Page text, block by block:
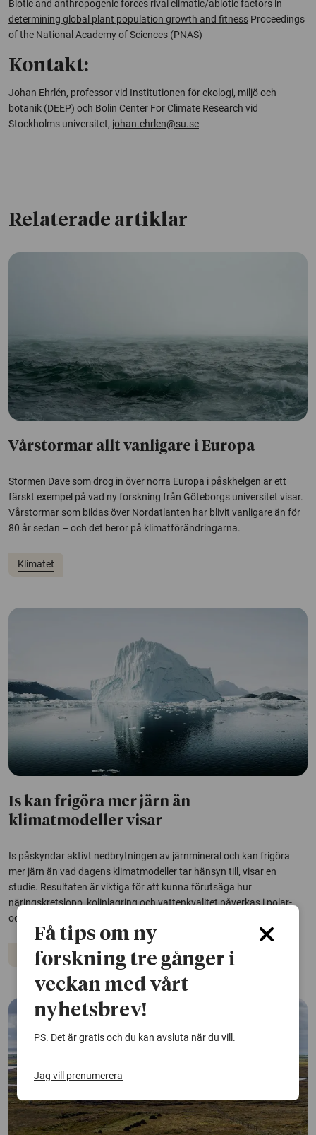
Biotic and anthropogenic forces rival climatic/abiotic factors in
determining global plant population growth and fitness Proceedings
of the National Academy of Sciences (PNAS)
Kontakt:
Johan Ehrlén, professor vid Institutionen för ekologi, miljö och
botanik (DEEP) och Bolin Center For Climate Research vid
Stockholms universitet, johan.ehrlen@su.se
Relaterade artiklar
Vårstormar allt vanligare i Europa
Stormen Dave som drog in över norra Europa i påskhelgen är ett
färskt exempel på vad ny forskning från Göteborgs universitet visar.
Vårstormar som bildas över Nordatlanten har blivit vanligare än för
80 år sedan – och det beror på klimatförändringarna.
Klimatet
Is kan frigöra mer järn än
klimatmodeller visar
Is påskyndar aktivt nedbrytningen av järnmineral och kan frigöra
mer järn än vad dagens klimatmodeller tar hänsyn till, visar en
studie. Resultaten är viktiga för att kunna förutsäga hur
näringskretslopp, kolinlagring och vattenkvalitet påverkas i polar-
och bergsområden när klimatet...
Klimatet
Få tips om ny
forskning tre gånger i
veckan med vårt
nyhetsbrev!
PS. Det är gratis och du kan avsluta när du vill.
Jag vill prenumerera